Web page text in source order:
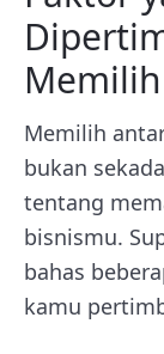
Memilih
Memilih
bukan
tentang
bisnismu.
bahas
kamu